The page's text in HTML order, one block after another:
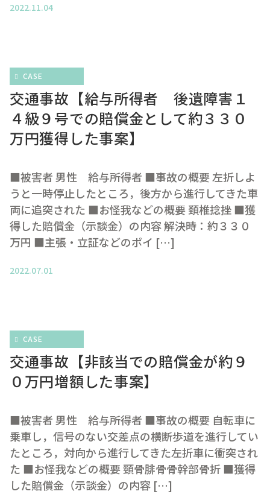
2022.11.04
CASE
交通事故【給与所得者 後遺障害１
４級９号での賠償金として約３３０
万円獲得した事案】
■被害者 男性 給与所得者 ■事故の概要 左折しよ
うと一時停止したところ，後方から進行してきた車
両に追突された ■お怪我などの概要 頚椎捻挫 ■獲
得した賠償金（示談金）の内容 解決時：約３３０
万円 ■主張・立証などのポイ […]
2022.07.01
CASE
交通事故【非該当での賠償金が約９
０万円増額した事案】
■被害者 男性 給与所得者 ■事故の概要 自転車に
乗車し，信号のない交差点の横断歩道を進行してい
たところ，対向から進行してきた左折車に衝突され
た ■お怪我などの概要 頸骨腓骨骨幹部骨折 ■獲得
した賠償金（示談金）の内容 […]